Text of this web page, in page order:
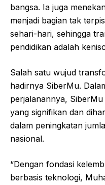
bangsa. Ia juga
menjadi bagian tak
sehari-hari, sehingga
pendidikan adalah
Salah satu wujud
hadirnya SiberMu.
perjalanannya,
yang signifikan dan
dalam peningkatan
nasional.
“Dengan fondasi
berbasis teknologi,